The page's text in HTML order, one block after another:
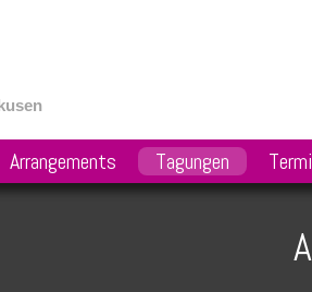
Arrangements Tagungen